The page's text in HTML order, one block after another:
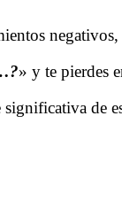
» y te pierdes
significativa de